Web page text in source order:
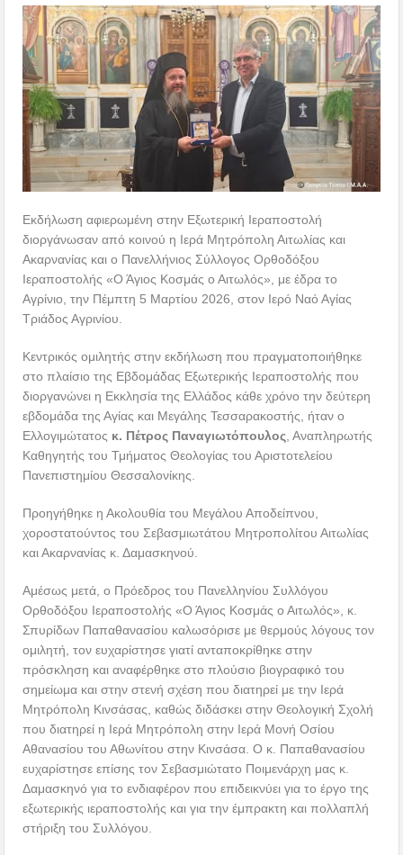
Εκδήλωση αφιερωμένη στην Εξωτερική Ιεραποστολή
διοργάνωσαν από κοινού η Ιερά Μητρόπολη Αιτωλίας και
Ακαρνανίας και ο Πανελλήνιος Σύλλογος Ορθοδόξου
Ιεραποστολής «Ο Άγιος Κοσμάς ο Αιτωλός», με έδρα το
Αγρίνιο, την Πέμπτη 5 Μαρτίου 2026, στον Ιερό Ναό Αγίας
Τριάδος Αγρινίου.
Κεντρικός ομιλητής στην εκδήλωση που πραγματοποιήθηκε
στο πλαίσιο της Εβδομάδας Εξωτερικής Ιεραποστολής που
διοργανώνει η Εκκλησία της Ελλάδος κάθε χρόνο την δεύτερη
εβδομάδα της Αγίας και Μεγάλης Τεσσαρακοστής, ήταν ο
Ελλογιμώτατος κ. Πέτρος Παναγιωτόπουλος , Αναπληρωτής
Καθηγητής του Τμήματος Θεολογίας του Αριστοτελείου
Πανεπιστημίου Θεσσαλονίκης.
Προηγήθηκε η Ακολουθία του Μεγάλου Αποδείπνου,
χοροστατούντος του Σεβασμιωτάτου Μητροπολίτου Αιτωλίας
και Ακαρνανίας κ. Δαμασκηνού.
Αμέσως μετά, ο Πρόεδρος του Πανελληνίου Συλλόγου
Ορθοδόξου Ιεραποστολής «Ο Άγιος Κοσμάς ο Αιτωλός», κ.
Σπυρίδων Παπαθανασίου καλωσόρισε με θερμούς λόγους τον
ομιλητή, τον ευχαρίστησε γιατί ανταποκρίθηκε στην
πρόσκληση και αναφέρθηκε στο πλούσιο βιογραφικό του
σημείωμα και στην στενή σχέση που διατηρεί με την Ιερά
Μητρόπολη Κινσάσας, καθώς διδάσκει στην Θεολογική Σχολή
που διατηρεί η Ιερά Μητρόπολη στην Ιερά Μονή Οσίου
Αθανασίου του Αθωνίτου στην Κινσάσα. Ο κ. Παπαθανασίου
ευχαρίστησε επίσης τον Σεβασμιώτατο Ποιμενάρχη μας κ.
Δαμασκηνό για το ενδιαφέρον που επιδεικνύει για το έργο της
εξωτερικής ιεραποστολής και για την έμπρακτη και πολλαπλή
στήριξη του Συλλόγου.